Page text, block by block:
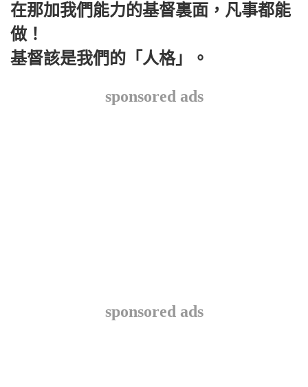
在那加我們能力的基督裏面，凡事都能
做！
基督該是我們的「人格」。
sponsored ads
sponsored ads